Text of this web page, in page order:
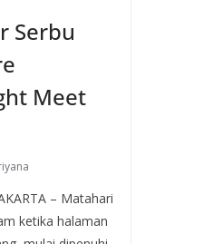
Serbu
Meet
– Matahari
ketika halaman